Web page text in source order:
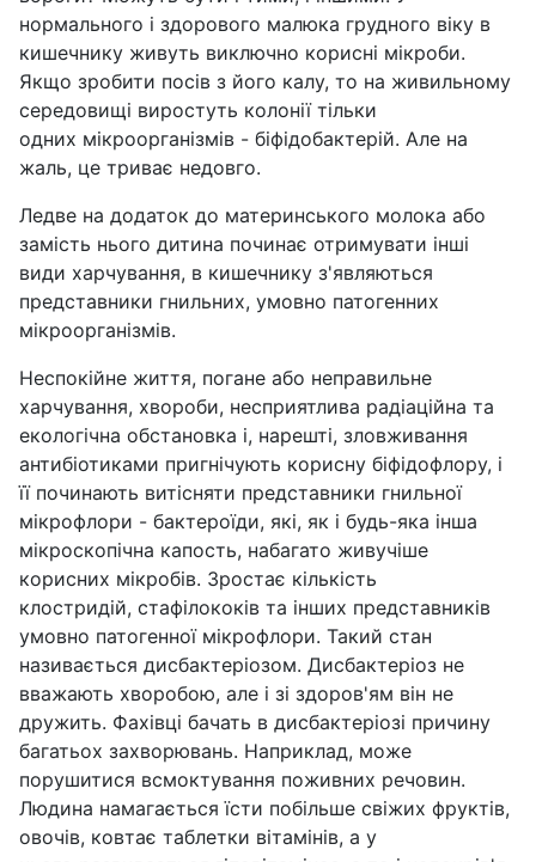
нормального і здорового малюка грудного віку в
кишечнику живуть виключно корисні мікроби.
Якщо зробити посів з його калу, то на живильному
середовищі виростуть колонії тільки
одних мікроорганізмів - біфідобактерій. Але на
жаль, це триває недовго.
Ледве на додаток до материнського молока або
замість нього дитина починає отримувати інші
види харчування, в кишечнику з'являються
представники гнильних, умовно патогенних
мікроорганізмів.
Неспокійне життя, погане або неправильне
харчування, хвороби, несприятлива радіаційна та
екологічна обстановка і, нарешті, зловживання
антибіотиками пригнічують корисну біфідофлору, і
її починають витісняти представники гнильної
мікрофлори - бактероїди, які, як і будь-яка інша
мікроскопічна капость, набагато живучіше
корисних мікробів. Зростає кількість
клостридій, стафілококів та інших представників
умовно патогенної мікрофлори. Такий стан
називається дисбактеріозом. Дисбактеріоз не
вважають хворобою, але і зі здоров'ям він не
дружить. Фахівці бачать в дисбактеріозі причину
багатьох захворювань. Наприклад, може
порушитися всмоктування поживних речовин.
Людина намагається їсти побільше свіжих фруктів,
овочів, ковтає таблетки вітамінів, а у